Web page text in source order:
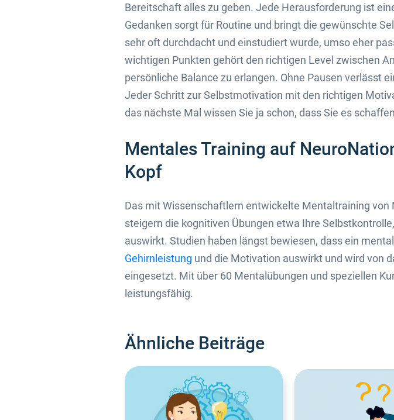
Bereitschaft alles zu geben. Jede Herausforderung ist
Gedanken sorgt für Routine und bringt die gewünschte
sehr oft durchdacht und einstudiert wurde, umso eher
wichtigen Punkten gehört den richtigen Level zwischen
persönliche Balance zu erlangen. Ohne Pausen verlässt
Jeder Schritt zur Selbstmotivation mit den richtigen
das nächste Mal wissen Sie ja schon, dass Sie es
Mentales Training auf
Kopf
Das mit Wissenschaftlern entwickelte Mentaltraining
steigern die kognitiven Übungen etwa Ihre
auswirkt. Studien haben längst bewiesen, dass ein
Gehirnleistung und die Motivation auswirkt und wird von
eingesetzt. Mit über 60 Mentalübungen und speziellen
leistungsfähig.
Ähnliche Beiträge